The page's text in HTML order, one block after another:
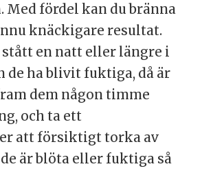
Med fördel kan du bränna
knäckigare resultat.
stått en natt eller längre i
de ha blivit fuktiga, då är
dem någon timme
och ta ett
att försiktigt torka av
de är blöta eller fuktiga så